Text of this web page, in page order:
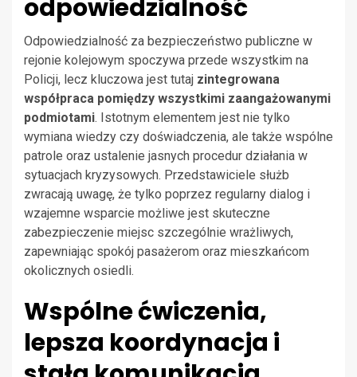
odpowiedzialność
Odpowiedzialność za bezpieczeństwo publiczne w
rejonie kolejowym spoczywa przede wszystkim na
Policji, lecz kluczowa jest tutaj zintegrowana
współpraca pomiędzy wszystkimi zaangażowanymi
podmiotami. Istotnym elementem jest nie tylko
wymiana wiedzy czy doświadczenia, ale także wspólne
patrole oraz ustalenie jasnych procedur działania w
sytuacjach kryzysowych. Przedstawiciele służb
zwracają uwagę, że tylko poprzez regularny dialog i
wzajemne wsparcie możliwe jest skuteczne
zabezpieczenie miejsc szczególnie wrażliwych,
zapewniając spokój pasażerom oraz mieszkańcom
okolicznych osiedli.
Wspólne ćwiczenia,
lepsza koordynacja i